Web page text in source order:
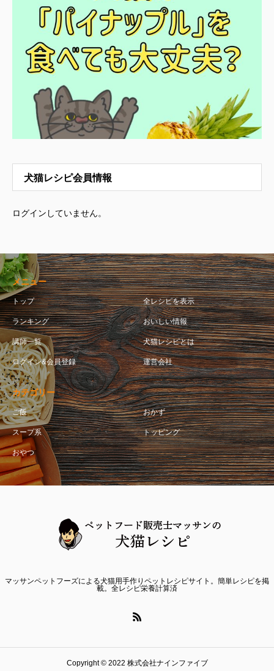
犬猫レシピ会員情報
ログインしていません。
メニュー
トップ 全レシピを表示
ランキング おいしい情報
講師一覧 犬猫レシピとは
ログイン&会員登録 運営会社
カテゴリー
ご飯 おかず
スープ系 トッピング
おやつ
マッサンペットフーズによる犬猫用手作りペットレシピサイト。簡単レシピを掲
載。全レシピ栄養計算済
Copyright © 2022 株式会社ナインファイブ